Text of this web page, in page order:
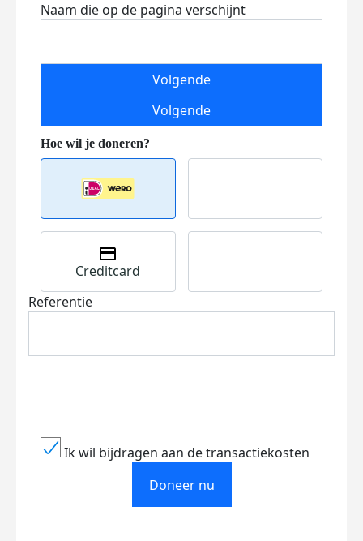
Naam die op de pagina verschijnt
Volgende
Volgende
Creditcard
Referentie
Ik wil bijdragen aan de transactiekosten
Doneer nu